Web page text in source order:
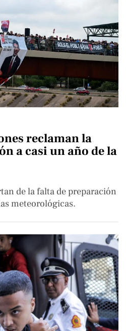
reclaman la
a casi un año de la
de la falta de preparación
meteorológicas.